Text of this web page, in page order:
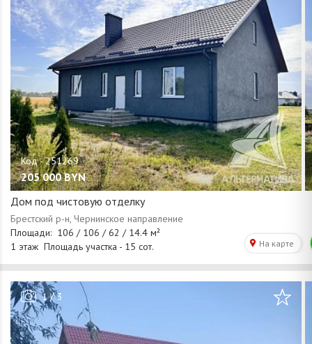
205 000 BYN
Дом под чистовую отделку
1/3